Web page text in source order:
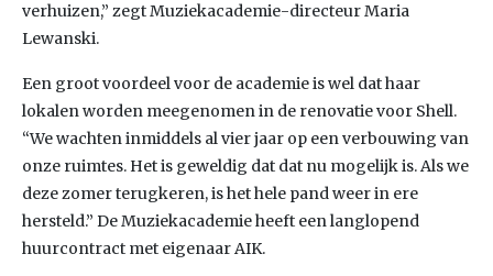
verhuizen,” zegt Muziekacademie-directeur Maria
Lewanski.
Een groot voordeel voor de academie is wel dat haar
lokalen worden meegenomen in de renovatie voor Shell.
“We wachten inmiddels al vier jaar op een verbouwing van
onze ruimtes. Het is geweldig dat dat nu mogelijk is. Als we
deze zomer terugkeren, is het hele pand weer in ere
hersteld.” De Muziekacademie heeft een langlopend
huurcontract met eigenaar AIK.